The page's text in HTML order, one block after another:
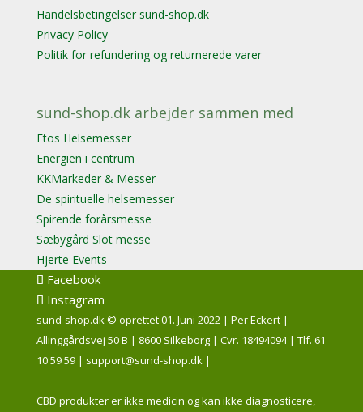
Handelsbetingelser sund-shop.dk
Privacy Policy
Politik for refundering og returnerede varer
sund-shop.dk arbejder sammen med
Etos Helsemesser
Energien i centrum
KKMarkeder & Messer
De spirituelle helsemesser
Spirende forårsmesse
Sæbygård Slot messe
Hjerte Events
Facebook
Instagram
sund-shop.dk © oprettet 01. Juni 2022 | Per Eckert |
Allinggårdsvej 50 B | 8600 Silkeborg | Cvr. 18494094 | Tlf. 61
10 59 59 | support@sund-shop.dk |
CBD produkter er ikke medicin og kan ikke diagnosticere,